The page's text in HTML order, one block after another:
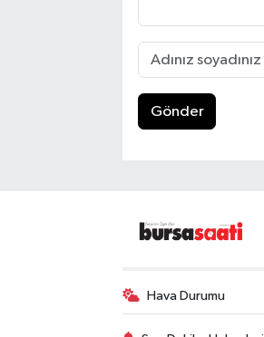
Gönder
Hava Durumu